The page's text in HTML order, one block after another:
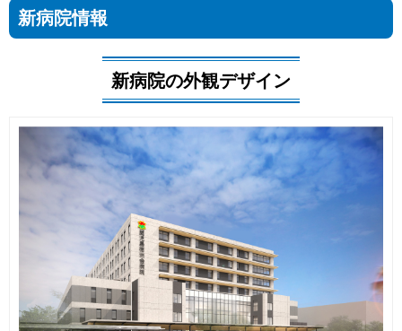
健診・人間ドック
地域とのつながり
採用情報
交通アクセス
閉じる
新病院情報
新病院の外観デザイン